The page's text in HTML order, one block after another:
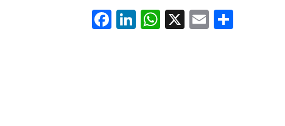
Fa
ce
Li
nk
W
ha
X E
m